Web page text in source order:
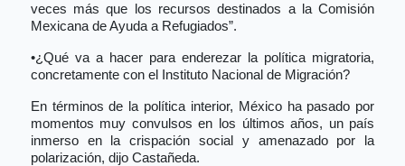
veces más que los recursos destinados a la Comisión
Mexicana de Ayuda a Refugiados”.
•¿Qué va a hacer para enderezar la política migratoria,
concretamente con el Instituto Nacional de Migración?
En términos de la política interior, México ha pasado por
momentos muy convulsos en los últimos años, un país
inmerso en la crispación social y amenazado por la
polarización, dijo Castañeda.